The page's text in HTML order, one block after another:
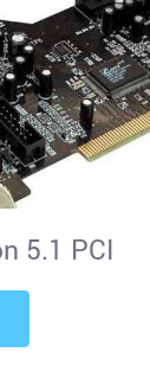
5.1 PCI